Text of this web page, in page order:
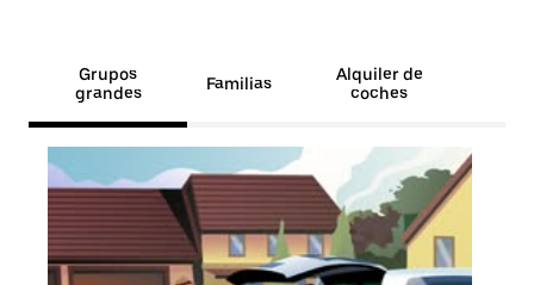
Grupos
grandes
Familias
Alquiler de
coches